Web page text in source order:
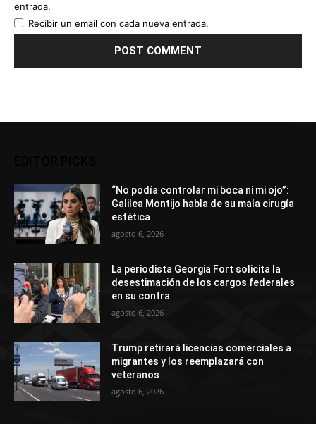
entrada.
Recibir un email con cada nueva entrada.
“No podía controlar mi boca ni mi ojo”:
Galilea Montijo habla de su mala cirugía
estética
agosto 6, 2026
La periodista Georgia Fort solicita la
desestimación de los cargos federales
en su contra
agosto 6, 2026
Trump retirará licencias comerciales a
migrantes y los reemplazará con
veteranos
agosto 6, 2026